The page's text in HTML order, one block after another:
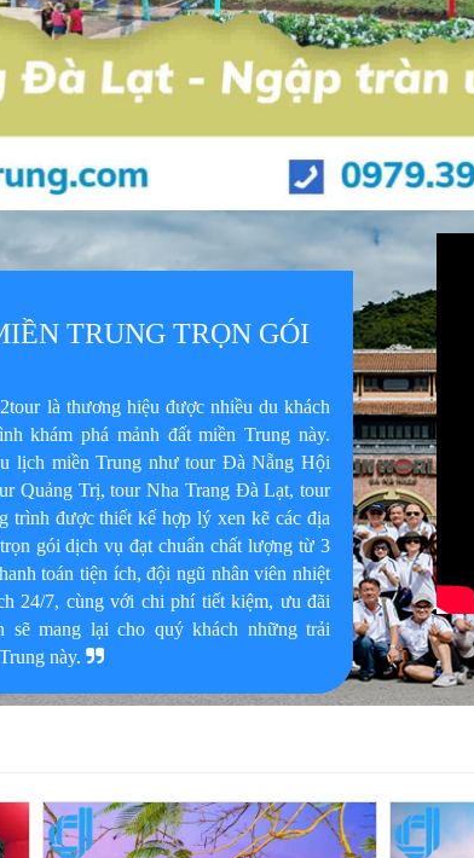
TRUNG TRỌN GÓI
là thương hiệu được nhiều du khách
khám phá mảnh đất miền Trung này.
lịch miền Trung như tour Đà Nẵng Hội
Quảng Trị, tour Nha Trang Đà Lạt, tour
được thiết kế hợp lý xen kẽ các địa
gói dịch vụ đạt chuẩn chất lượng từ 3
toán tiện ích, đội ngũ nhân viên nhiệt
24/7, cùng với chi phí tiết kiệm, ưu đãi
sẽ mang lại cho quý khách những trải
này.